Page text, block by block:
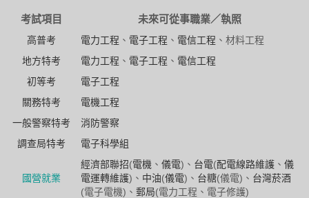
考試項目 未來可從事職業／執照
高普考 電力工程 、 電子工程 、 電信工程 、材料工程
地方特考
電力工程 、 電子工程 、 電信工程
初等考
電子工程
關務特考
電機工程
一般警察特考
消防警察
調查局特考
電子科學組
國營就業
經濟部聯招(電機 、 儀電)、 台電(配電線路維護、 儀
電運轉維護)、 中油(儀電)、 台糖(儀電)、 台灣菸酒
(電子電機)、 郵局(電力工程、電子修護)